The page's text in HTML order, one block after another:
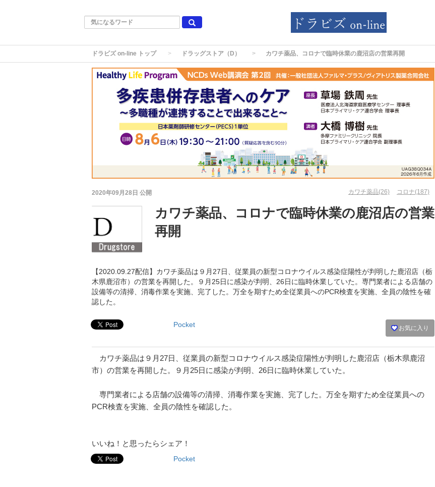
ドラビズ on-line トップ ドラッグストア（D） カワチ薬品、コロナで臨時休業の鹿沼店の営業再開
2020年09月28日 公開 カワチ薬品(26) コロナ(187)
カワチ薬品、コロナで臨時休業の鹿沼店の営業
再開
【2020.09.27配信】カワチ薬品は９月27日、従業員の新型コロナウイルス感染症陽性が判明した鹿沼店（栃
木県鹿沼市）の営業を再開した。９月25日に感染が判明、26日に臨時休業していた。専門業者による店舗の
設備等の清掃、消毒作業を実施、完了した。万全を期すため全従業員へのPCR検査を実施、全員の陰性を確
認した。
お気に入り
Pocket
カワチ薬品は９月27日、従業員の新型コロナウイルス感染症陽性が判明した鹿沼店（栃木県鹿沼
市）の営業を再開した。９月25日に感染が判明、26日に臨時休業していた。
専門業者による店舗の設備等の清掃、消毒作業を実施、完了した。万全を期すため全従業員への
PCR検査を実施、全員の陰性を確認した。
いいね！と思ったらシェア！
Pocket